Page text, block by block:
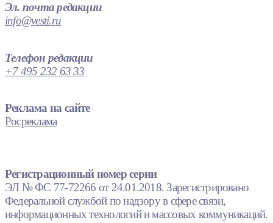
Эл. почта редакции
info@vesti.ru
Телефон редакции
+7 495 232 63 33
Реклама на сайте
Росреклама
Регистрационный номер серии
ЭЛ № ФС 77-72266 от 24.01.2018. Зарегистрировано
Федеральной службой по надзору в сфере связи,
информационных технологий и массовых коммуникаций.